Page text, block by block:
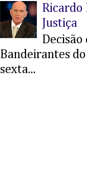
Ricardo
Justiça
Decisão
Bandeirantes
sexta...